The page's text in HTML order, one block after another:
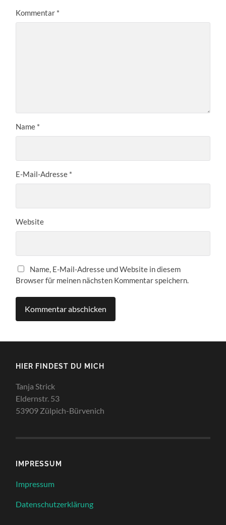
Kommentar *
Name *
E-Mail-Adresse *
Website
Name, E-Mail-Adresse und Website in diesem
Browser für meinen nächsten Kommentar speichern.
HIER FINDEST DU MICH
Tanja Strick
Eldernstr. 53
53909 Zülpich-Bürvenich
IMPRESSUM
Impressum
Datenschutzerklärung